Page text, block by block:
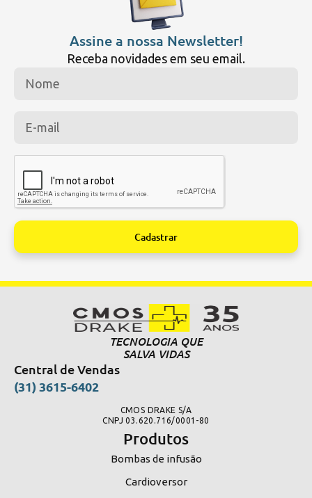
Assine a nossa Newsletter!
Receba novidades em seu email.
Cadastrar
TECNOLOGIA QUE
SALVA VIDAS
Central de Vendas
(31) 3615-6402
CMOS DRAKE S/A
CNPJ 03.620.716/0001-80
Produtos
Bombas de infusão
Cardioversor